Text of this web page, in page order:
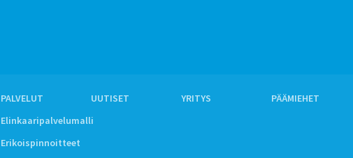
PALVELUT
Elinkaaripalvelumalli
Erikoispinnoitteet
UUTISET YRITYS PÄÄMIEHET